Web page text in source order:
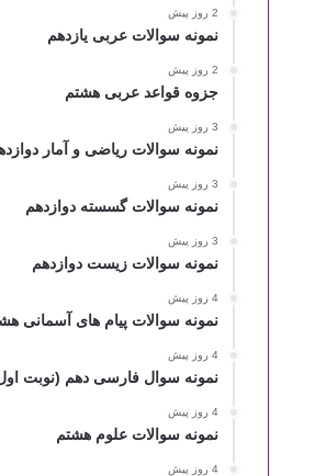
2 روز پیش
نمونه سوالات عربی یازدهم
2 روز پیش
جزوه قواعد عربی هشتم
3 روز پیش
نمونه سوالات ریاضی و آمار
3 روز پیش
نمونه سوالات گسسته دوازدهم
3 روز پیش
نمونه سوالات زیست دوازدهم
4 روز پیش
نمونه سوالات پیام های آسمانی
4 روز پیش
نمونه سوال فارسی دهم (نوبت
4 روز پیش
نمونه سوالات علوم هشتم
4 روز پیش